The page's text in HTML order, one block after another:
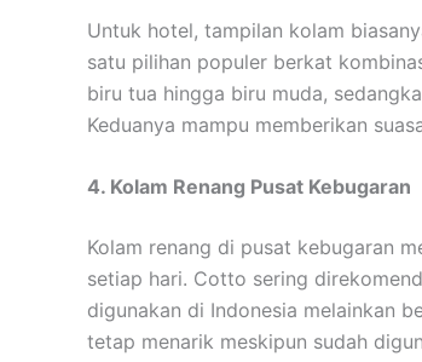
Untuk hotel, tampilan kolam
satu pilihan populer berkat
biru tua hingga biru muda,
Keduanya mampu memberikan
4. Kolam Renang Pusat Kebugaran
Kolam renang di pusat kebugaran
setiap hari. Cotto sering
digunakan di Indonesia melainkan
tetap menarik meskipun sudah